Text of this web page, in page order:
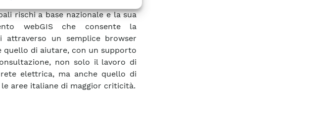
di uno strumento per la
rischi a base nazionale e la sua
webGIS che consente la
attraverso un semplice browser
di aiutare, con un supporto
non solo il lavoro di
elettrica, ma anche quello di
aree italiane di maggior criticità.